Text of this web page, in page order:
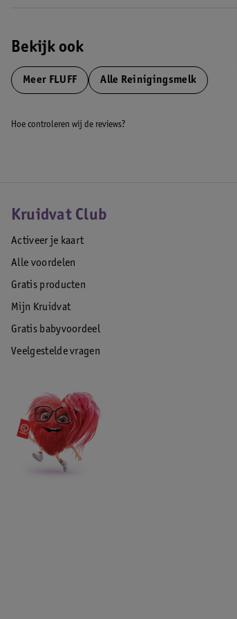
Bekijk ook
Meer FLUFF Alle Reinigingsmelk
Hoe controleren wij de reviews?
Kruidvat Club
Activeer je kaart
Alle voordelen
Gratis producten
Mijn Kruidvat
Gratis babyvoordeel
Veelgestelde vragen